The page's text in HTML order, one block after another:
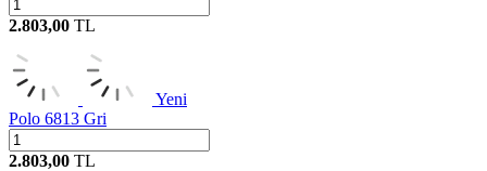
2.803,00 TL
Yeni
Polo 6813 Gri
2.803,00 TL